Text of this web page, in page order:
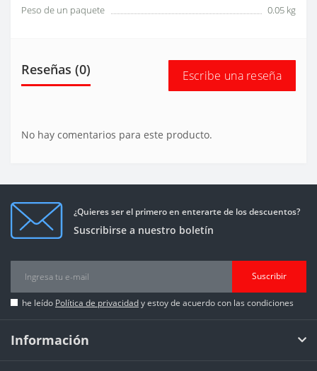
Peso de un paquete 0.05 kg
Reseñas (0) Escribe una reseña
No hay comentarios para este producto.
¿Quieres ser el primero en enterarte de los descuentos?
Suscribirse a nuestro boletín
Suscribir
he leído Política de privacidady estoy de acuerdo con las condiciones
Información